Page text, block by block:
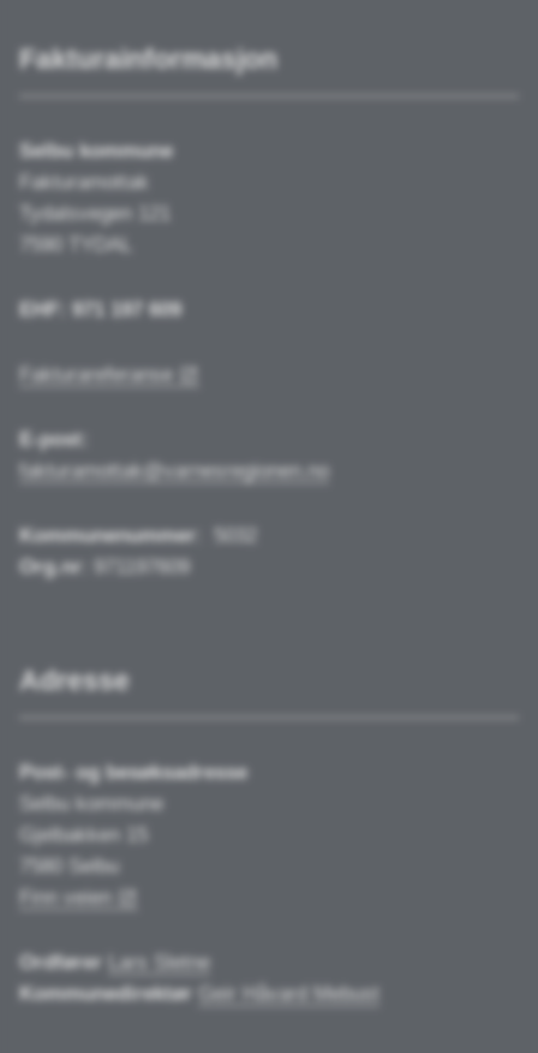
Fakturainformasjon
Selbu kommune
Fakturamottak
Tydalsvegen 121
7590 TYDAL
EHF: 971 197 609
Fakturareferanse
E-post:
fakturamottak@varnesregionen.no
Kommunenummer
Org.nr : 971197609
Adresse
Post- og besøksadresse
Selbu kommune
Gjelbakken 15
7580 Selbu
Finn veien
Ordfører
Lars Sletne
Kommunedirektør
Geir Håvard Mebust